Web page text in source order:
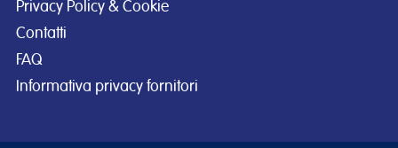
Privacy Policy & Cookie
Contatti
FAQ
Informativa privacy fornitori